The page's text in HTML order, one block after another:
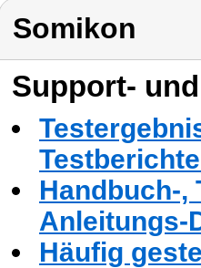
Somikon
Support-
Handbuch-,
Anleitungs-
Häufig